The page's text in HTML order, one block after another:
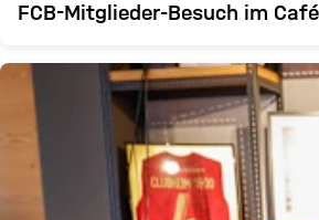
FCB-Mitglieder-Besuch im